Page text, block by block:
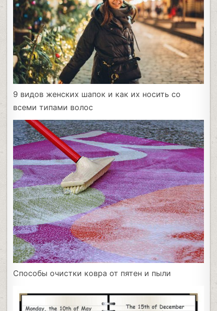
9 видов женских шапок и как их носить со
всеми типами волос
Способы очистки ковра от пятен и пыли